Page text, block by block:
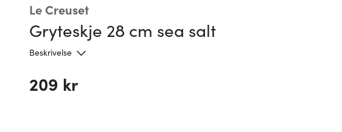
Le Creuset
Gryteskje 28 cm sea salt
Beskrivelse
209 kr